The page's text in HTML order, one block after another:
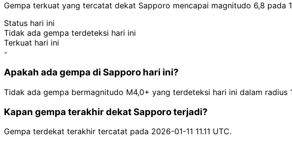
Gempa terkuat yang tercatat dekat Sapporo mencapai magnitudo 6,8 pada
Status hari ini
Tidak ada gempa terdeteksi hari ini
Terkuat hari ini
-
Apakah ada gempa di Sapporo hari ini?
Tidak ada gempa bermagnitudo M4,0+ yang terdeteksi hari ini dalam radius
Kapan gempa terakhir dekat Sapporo terjadi?
Gempa terdekat terakhir tercatat pada 2026-01-11 11.11 UTC.